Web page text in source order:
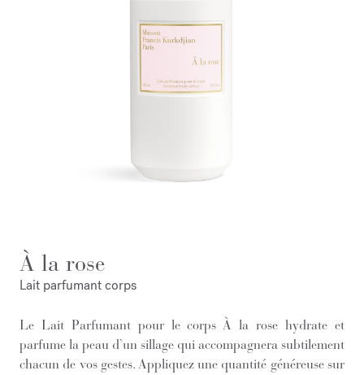
À la rose
Lait parfumant corps
Le Lait Parfumant pour le corps À la rose hydrate et
parfume la peau d’un sillage qui accompagnera subtilement
chacun de vos gestes. Appliquez une quantité généreuse sur